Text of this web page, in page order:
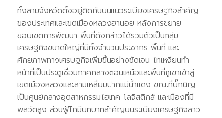
ทั้งสามจังหวัดตั้งอยู่ติดกันบนแนวระเบียงเศรษฐกิจสำคัญ
ของประเทศและเขตเมืองหลวงฮานอย หลังการขยาย
ขอบเขตการพัฒนา พื้นที่ดังกล่าวได้รวมตัวเป็นกลุ่ม
เศรษฐกิจขนาดใหญ่ที่มีทั้งจำนวนประชากร พื้นที่ และ
ศักยภาพทางเศรษฐกิจเพิ่มขึ้นอย่างชัดเจน ไทเหงียนทำ
หน้าที่เป็นประตูเชื่อมภาคกลางตอนเหนือและพื้นที่ภูเขาเข้าสู่
เขตเมืองหลวงและสามเหลี่ยมปากแม่น้ำแดง ขณะที่บั๊กนิญ
เป็นศูนย์กลางอุตสาหกรรมไฮเทค โลจิสติกส์ และเมืองที่มี
พลวัตสูง ส่วนฟู้โถมีบทบาทสำคัญบนระเบียงเศรษฐกิจลาว